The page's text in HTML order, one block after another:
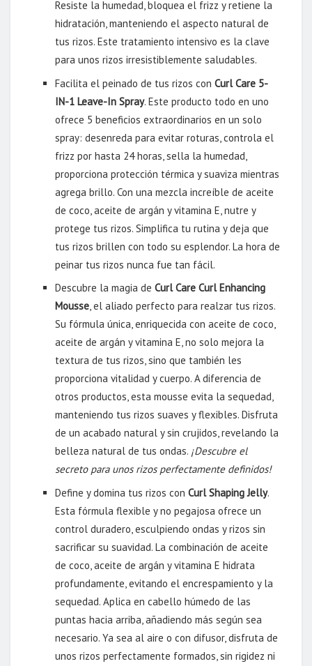
Resiste la humedad, bloquea el frizz y retiene la
hidratación, manteniendo el aspecto natural de
tus rizos. Este tratamiento intensivo es la clave
para unos rizos irresistiblemente saludables.
Facilita el peinado de tus rizos conCurl Care 5-
IN-1 Leave-In Spray. Este producto todo en uno
ofrece 5 beneficios extraordinarios en un solo
spray: desenreda para evitar roturas, controla el
frizz por hasta 24 horas, sella la humedad,
proporciona protección térmica y suaviza mientras
agrega brillo. Con una mezcla increíble de aceite
de coco, aceite de argán y vitamina E, nutre y
protege tus rizos. Simplifica tu rutina y deja que
tus rizos brillen con todo su esplendor. La hora de
peinar tus rizos nunca fue tan fácil.
Descubre la magia deCurl Care Curl Enhancing
Mousse, el aliado perfecto para realzar tus rizos.
Su fórmula única, enriquecida con aceite de coco,
aceite de argán y vitamina E, no solo mejora la
textura de tus rizos, sino que también les
proporciona vitalidad y cuerpo. A diferencia de
otros productos, esta mousse evita la sequedad,
manteniendo tus rizos suaves y flexibles. Disfruta
de un acabado natural y sin crujidos, revelando la
belleza natural de tus ondas. ¡Descubre el
secreto para unos rizos perfectamente definidos!
Define y domina tus rizos conCurl Shaping Jelly.
Esta fórmula flexible y no pegajosa ofrece un
control duradero, esculpiendo ondas y rizos sin
sacrificar su suavidad. La combinación de aceite
de coco, aceite de argán y vitamina E hidrata
profundamente, evitando el encrespamiento y la
sequedad. Aplica en cabello húmedo de las
puntas hacia arriba, añadiendo más según sea
necesario. Ya sea al aire o con difusor, disfruta de
unos rizos perfectamente formados, sin rigidez ni